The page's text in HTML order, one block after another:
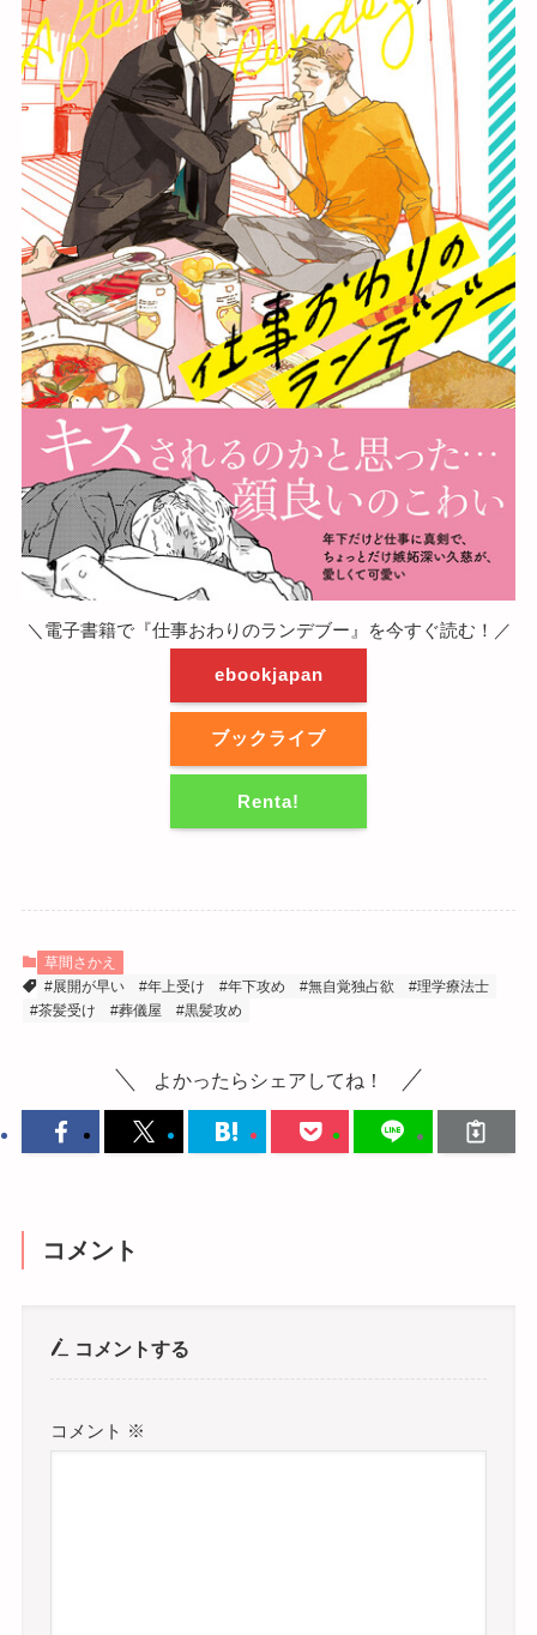
＼電子書籍で『仕事おわりのランデブー』を今すぐ読む！／
ebookjapan
ブックライブ
Renta!
草間さかえ
#展開が早い
#年上受け #年下攻め #無自覚独占欲
#理学療法士
#茶髪受け
#葬儀屋 #黒髪攻め
よかったらシェアしてね！
コメント
コメントする
コメント ※